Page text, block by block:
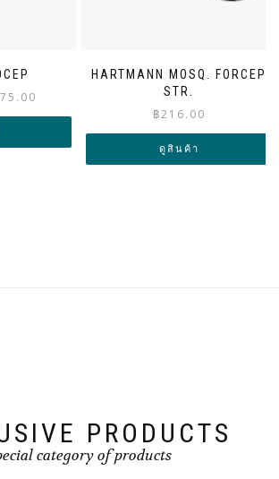
range:
through
HARTMANN MOSQ. FORCEP
STR.
฿216.00
ดูสินค้า
PRODUCTS
category of products